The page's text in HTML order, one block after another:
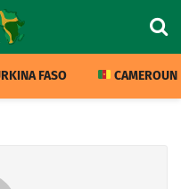
FASO CAMEROUN